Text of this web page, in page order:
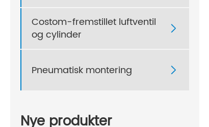
Costom-fremstillet luftventil
og cylinder

Pneumatisk montering 
Nye produkter